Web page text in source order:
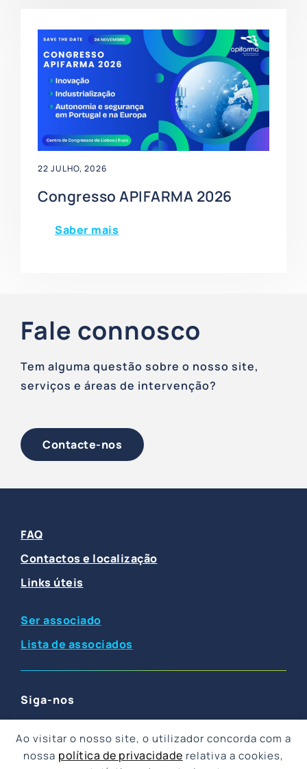
Ao visitar o nosso site, o utilizador concorda com a
nossa política de privacidade relativa a cookies,
22 JULHO, 2026
Congresso APIFARMA 2026
Saber mais
Fale connosco
Tem alguma questão sobre o nosso site,
serviços e áreas de intervenção?
Contacte-nos
FAQ
Contactos e localização
Links úteis
Ser associado
Lista de associados
Siga-nos
F
a
c
I
n
s
Y
o
u
T
w
i
L
i
n